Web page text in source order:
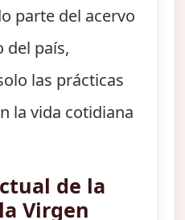
parte del acervo
del país,
las prácticas
la vida cotidiana
de la
Virgen